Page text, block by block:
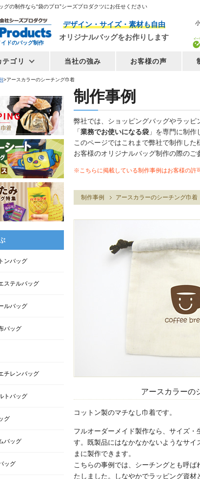
グの制作なら“袋のプロ”シーズプロダクツにお任せください
ドのバッグ制作
デザイン・サイズ・素材も自由
オリジナルバッグをお作りします
テゴリ 当社の強み お客様の声
アースカラーのシーチング巾着
制作事例
弊社では、ショッピングバッグやラッ
「業務でお使いになる袋 」を専門に制作
このページではこれまで弊社で制作し
お客様のオリジナルバッグ制作の際のご
※こちらに掲載している制作事例はお客様の許
制作事例 アースカラーのシーチング巾着
アースカラーの
コットン製のマチなし巾着です。
フルオーダーメイド製作なら、サイズ
す。既製品にはなかなかないようなサイ
まに製作できます。
こちらの事例では、シーチングとも呼
たしました。しなやかでラッピング資材
ンバッグ
ステルバッグ
ルバッグ
バッグ
チレンバッグ
トバッグ
グ
バッグ
ッグ